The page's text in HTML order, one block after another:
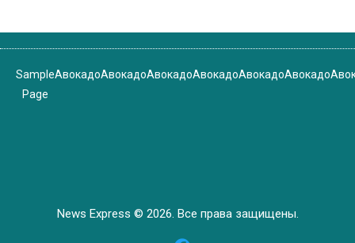
Sample
Page
АвокадоАвокадоАвокадоАвокадоАвокадоАвокадо
News Express © 2026. Все права защищены.